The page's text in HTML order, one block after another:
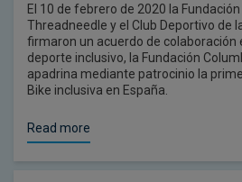
El 10 de febrero de 2020 la
Threadneedle y el Club Deportivo de
firmaron un acuerdo de colaboración
deporte inclusivo, la Fundación
apadrina mediante patrocinio la
Bike inclusiva en España.
Read more